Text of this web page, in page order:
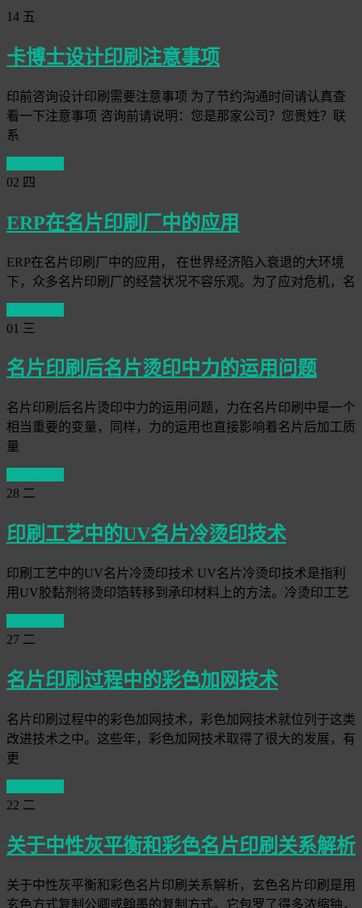
14 五
卡博士设计印刷注意事项
印前咨询设计印刷需要注意事项 为了节约沟通时间请认真查
看一下注意事项 咨询前请说明：您是那家公司？您贵姓？联
系
02 四
ERP在名片印刷厂中的应用
ERP在名片印刷厂中的应用， 在世界经济陷入衰退的大环境
下，众多名片印刷厂的经营状况不容乐观。为了应对危机，名
01 三
名片印刷后名片烫印中力的运用问题
名片印刷后名片烫印中力的运用问题，力在名片印刷中是一个
相当重要的变量，同样，力的运用也直接影响着名片后加工质
量
28 二
印刷工艺中的UV名片冷烫印技术
印刷工艺中的UV名片冷烫印技术 UV名片冷烫印技术是指利
用UV胶黏剂将烫印箔转移到承印材料上的方法。冷烫印工艺
27 二
名片印刷过程中的彩色加网技术
名片印刷过程中的彩色加网技术，彩色加网技术就位列于这类
改进技术之中。这些年，彩色加网技术取得了很大的发展，有
更
22 二
关于中性灰平衡和彩色名片印刷关系解析
关于中性灰平衡和彩色名片印刷关系解析，玄色名片印刷是用
玄色方式复制公卿或翰墨的复制方式。它包罗了得多浓缩铀，